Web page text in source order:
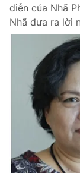
diễn của Nhã
Nhã đưa ra lời